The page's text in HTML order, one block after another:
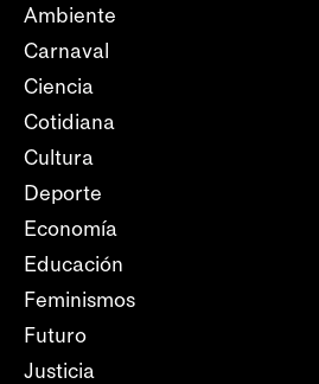
Ambiente
Carnaval
Ciencia
Cotidiana
Cultura
Deporte
Economía
Educación
Feminismos
Futuro
Justicia